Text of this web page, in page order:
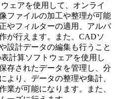
ェアを使用して、オンライ
ファイルの加工や整理が可能
やフィルターの適用、アルバ
が行えます。また、CADソ
設計データの編集も行うこと
計算ソフトウェアを使用し
存されたデータを管理し、分
より、データの整理や集計、
業が可能になります。また、